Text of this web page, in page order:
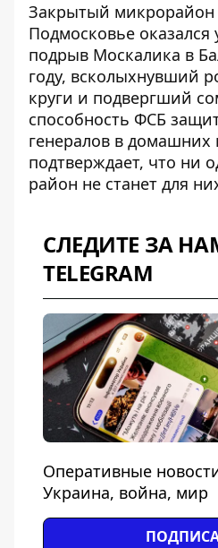
Закрытый микрорайон
Подмосковье
подрыв Москалика в
году, всколыхнувший
круги и подвергший
способность ФСБ
генералов в домашних
подтверждает, что ни
район не станет для
СЛЕДИТЕ ЗА
TELEGRAM
Оперативные
Украина, война, мир